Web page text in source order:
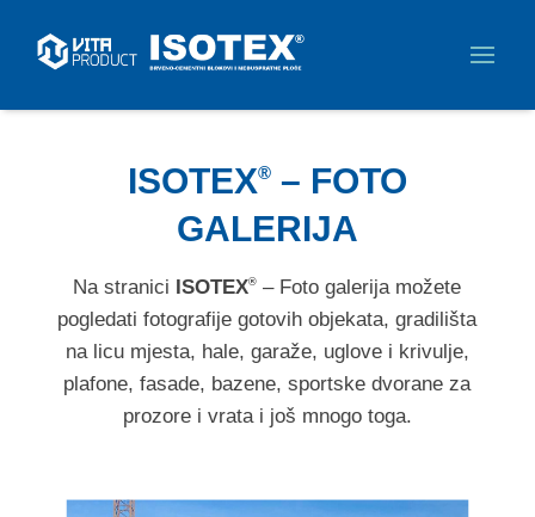
ISOTEX®– FOTO
GALERIJA
Na stranici ISOTEX® – Foto galerija možete
pogledati fotografije gotovih objekata, gradilišta
na licu mjesta, hale, garaže, uglove i krivulje,
plafone, fasade, bazene, sportske dvorane za
prozore i vrata i još mnogo toga.